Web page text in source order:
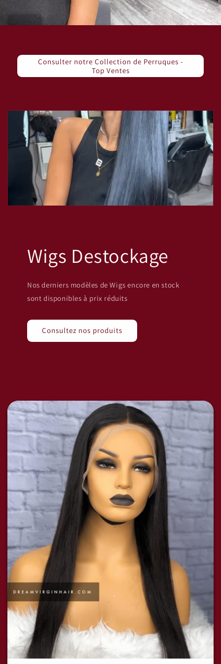
Consulter notre Collection de Perruques -
Top Ventes
Wigs Destockage
Nos derniers modèles de Wigs encore en stock
sont disponibles à prix réduits
Consultez nos produits